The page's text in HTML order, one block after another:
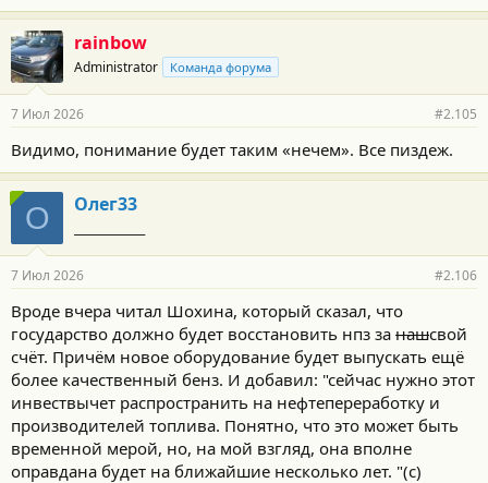
rainbow
Administrator Команда форума
7 Июл 2026 #2.105
Видимо, понимание будет таким «нечем». Все пиздеж.
О Олег33
7 Июл 2026 #2.106
Вроде вчера читал Шохина, который сказал, что
государство должно будет восстановить нпз за нашсвой
счёт. Причём новое оборудование будет выпускать ещё
более качественный бенз. И добавил: "сейчас нужно этот
инвествычет распространить на нефтепереработку и
производителей топлива. Понятно, что это может быть
временной мерой, но, на мой взгляд, она вполне
оправдана будет на ближайшие несколько лет. "(с)